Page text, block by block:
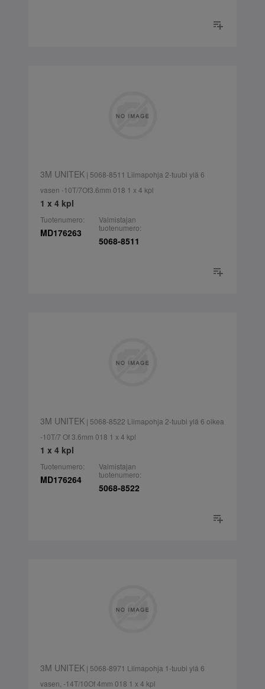
3M UNITEK| 5068-8511 Liimapohja 2-tuubi ylä 6
vasen -10T/7Of3.6mm 018 1 x 4 kpl
1 x 4 kpl
Tuotenumero:
MD176263
Valmistajan
tuotenumero:
5068-8511
3M UNITEK| 5068-8522 Liimapohja 2-tuubi ylä 6 oikea
-10T/7 Of 3.6mm 018 1 x 4 kpl
1 x 4 kpl
Tuotenumero:
MD176264
Valmistajan
tuotenumero:
5068-8522
3M UNITEK| 5068-8971 Liimapohja 1-tuubi ylä 6
vasen, -14T/10Of 4mm 018 1 x 4 kpl